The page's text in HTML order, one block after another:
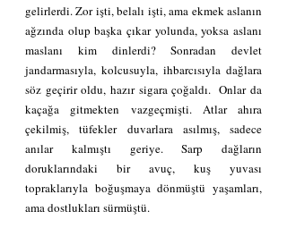
gelirlerdi. Zor işti, belalı işti, ama ekmek aslanın
ağzında olup başka çıkar yolunda, yoksa aslanı
maslanı kim dinlerdi? Sonradan devlet
jandarmasıyla, kolcusuyla, ihbarcısıyla dağlara
söz geçirir oldu, hazır sigara çoğaldı.  Onlar da
kaçağa gitmekten vazgeçmişti. Atlar ahıra
çekilmiş, tüfekler duvarlara asılmış, sadece
anılar kalmıştı geriye. Sarp dağların
doruklarındaki bir avuç, kuş yuvası
topraklarıyla boğuşmaya dönmüştü yaşamları,
ama dostlukları sürmüştü.